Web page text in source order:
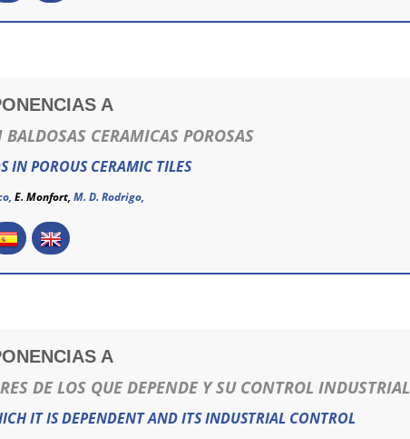
A
CERAMICAS POROSAS
IN POROUS CERAMIC TILES
E. Monfort, M. D. Rodrigo,
A
DE LOS QUE DEPENDE Y SU CONTROL INDUSTRIAL
IT IS DEPENDENT AND ITS INDUSTRIAL CONTROL